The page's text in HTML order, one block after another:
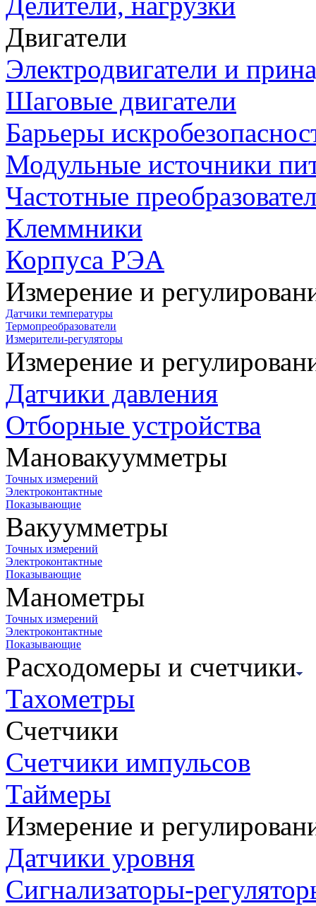
Двигатели
Электродвигатели и
Шаговые двигатели
Барьеры
Модульные источники
Частотные
Клеммники
Корпуса РЭА
Измерение и
Датчики температуры
Термопреобразователи
Измерители-регуляторы
Измерение и
Датчики давления
Отборные устройства
Мановакуумметры
Точных измерений
Электроконтактные
Показывающие
Вакуумметры
Точных измерений
Электроконтактные
Показывающие
Манометры
Точных измерений
Электроконтактные
Показывающие
Расходомеры и счетчики
Тахометры
Счетчики
Счетчики импульсов
Таймеры
Измерение и
Датчики уровня
Сигнализаторы-